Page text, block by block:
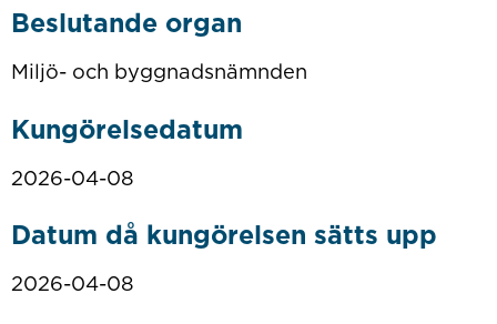
Beslutande organ
Miljö- och byggnadsnämnden
Kungörelsedatum
2026-04-08
Datum då kungörelsen sätts upp
2026-04-08